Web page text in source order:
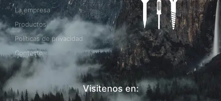
La empresa
Productos
Políticas de privacidad
Contacto
Visitenos en: